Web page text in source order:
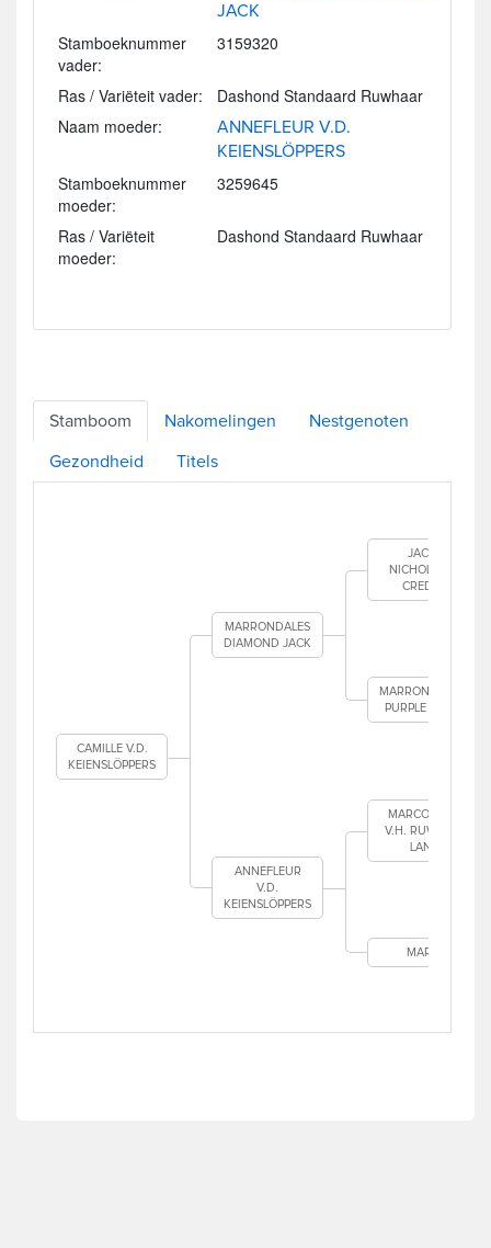
JACK
Stamboeknummer
vader:
3159320
Ras / Variëteit vader:
Dashond Standaard Ruwhaar
Naam moeder:
ANNEFLEUR V.D.
KEIENSLÖPPERS
Stamboeknummer
moeder:
3259645
Ras / Variëteit
moeder:
Dashond Standaard Ruwhaar
Stamboom Nakomelingen Nestgenoten
Gezondheid Titels
CAMILLE V.D.
KEIENSLÖPPERS
MARRONDALES
DIAMOND JACK
JACK
NICHOLSON
CREDO
MARRONDALES
PURPLE HAZE
ANNEFLEUR
V.D.
KEIENSLÖPPERS
MARCO POLO
V.H. RUWIELSE
LAND
MARLY